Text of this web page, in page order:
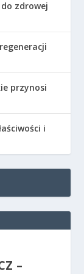
zdrowej
przynosi
i
–